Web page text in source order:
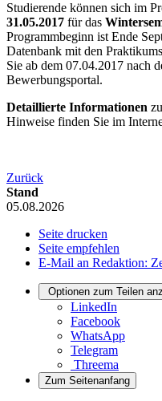
Studierende können sich im
31.05.2017 für das
Programmbeginn ist Ende
Datenbank mit den
Sie ab dem 07.04.2017 nach
Bewerbungsportal.
Detaillierte Informationen
Hinweise finden Sie im
Zurück
Stand
05.08.2026
Seite drucken
Seite empfehlen
E-Mail an Redaktion:
Optionen zum Teilen
LinkedIn
Facebook
WhatsApp
Telegram
Threema
Zum Seitenanfang